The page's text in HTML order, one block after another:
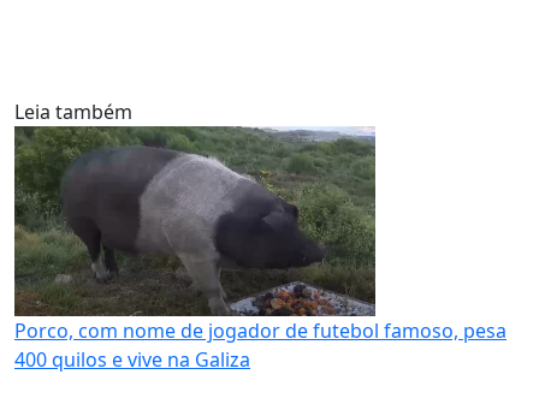
Leia também
Porco, com nome de jogador de futebol famoso, pesa
400 quilos e vive na Galiza